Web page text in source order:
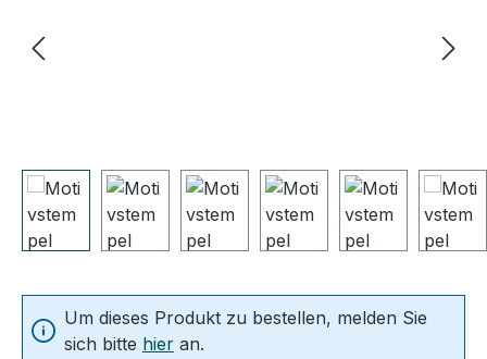
Um dieses Produkt zu bestellen, melden Sie
sich bitte hier an.